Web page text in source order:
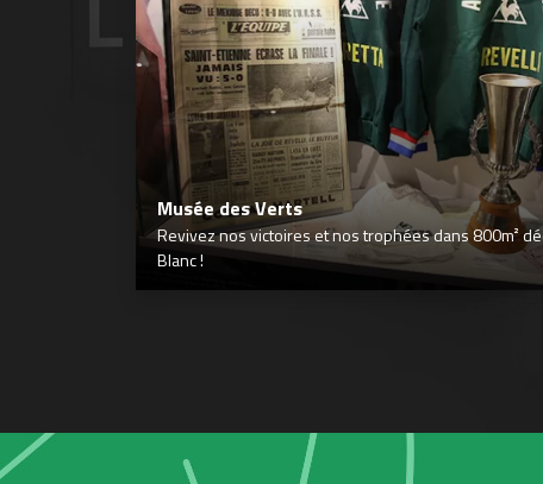
Musée des Verts
Revivez nos victoires et nos trophées dans 800m²
Blanc !